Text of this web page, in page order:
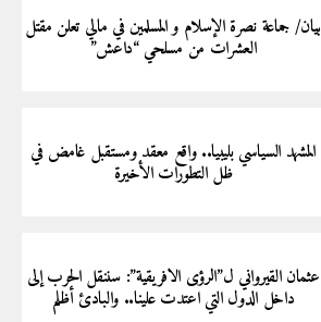
بيان/ جماعة نصرة الإسلام و المسلمين في مالي تعلن مقتل
العشرات من مسلحي “داعش”
المشهد السياسي بليبيا.. واقع معقد ومستقبل غامض في
ظل التطورات الأخيرة
عثمان القيرواني ل”الرؤى الافريقية”: سننقل الحرب إلى
داخل الدول التي اعتدت علينا.. والبادئ أظلم